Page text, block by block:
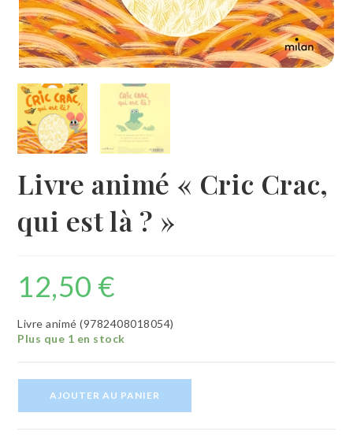
Livre animé « Cric Crac,
qui est là ? »
12,50 €
Livre animé (9782408018054)
Plus que 1 en stock
Livre
AJOUTER AU PANIER